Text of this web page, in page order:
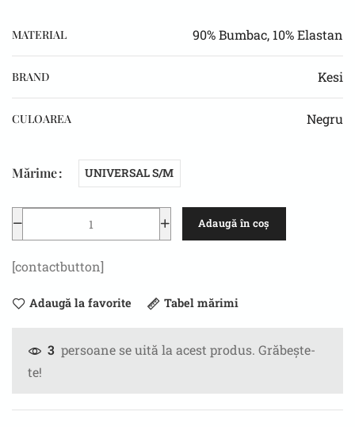
MATERIAL 90% Bumbac, 10% Elastan
BRAND Kesi
CULOAREA Negru
Mărime UNIVERSAL S/M
Adaugă în coș
[contactbutton]
Adaugă la favorite Tabel mărimi
3 persoane se uită la acest produs. Grăbește-
te!